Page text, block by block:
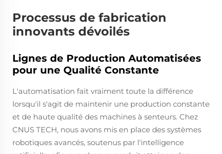
Processus de fabrication
innovants dévoilés
Lignes de Production Automatisées
pour une Qualité Constante
L'automatisation fait vraiment toute la différence
lorsqu'il s'agit de maintenir une production constante
et de haute qualité des machines à senteurs. Chez
CNUS TECH, nous avons mis en place des systèmes
robotiques avancés, soutenus par l'intelligence